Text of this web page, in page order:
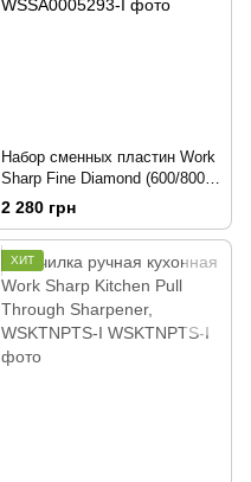
Набор сменных пластин Work
Sharp Fine Diamond (600/800)
для точилки WSBCHPAJ-
PRO, 2 шт.
2 280 грн
ХИТ